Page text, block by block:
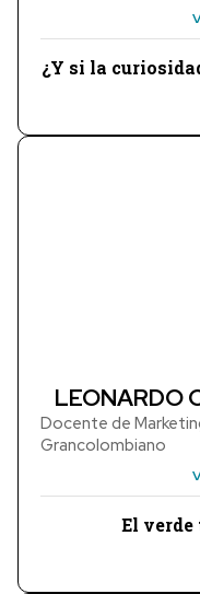
¿Y si la
LEONARDO
Docente de
Grancolombiano
El verde